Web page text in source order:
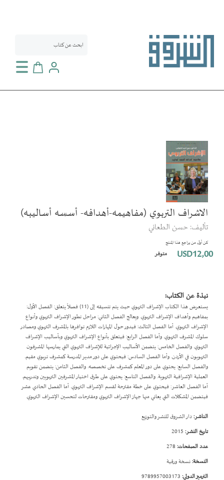
سلة التسوق
الاشراف التربوي (مفاهيمه-أهدافه- أسسه أساليبه)
تأليف: حسن الطعاني
كن أول من يراجع هذا المنتج
USD12٫00 متوفر
نبذة عن الكتاب:
يستعرض هذا الكتاب الإشراف التربوي حيث يتم تنسيقه إلى (11) فصلاً يتعلق: الفصل الأول:
بمفاهيم وأهداف الإشراف التربوي. ويعالج الفصل الثاني: مراحل تطور الإشراف التربوي وأنواع
الإشراف التربوي. أما الفصل الثالث: فيدور حول المهارات اللازم توافرها بالمشرف التربوي ومصادر
سلوك المشرف التربوي. وأما الفصل الرابع: فيتعلق بأنواع الإشراف التربوي وبأساليب الإشراف
التربوي. والفصل الخامس: يتضمن الأساليب الإجرائية للإشراف التربوي التي يمارسها المشرفون
التربويون في الأردن. وأما الفصل السادس: فيحتوي على دور مدير المدرسة كمشرف تربوي مقيم.
والفصل السابع: يحتوي على دور المعلم كمشرف على تخصصه. والفصل الثامن: يتضمن تقويم
العملية الإشرافية التربوية. والفصل التاسع: يحتوي على طرق اختيار المشرفين التربويين وتدريبهم.
أما الفصل العاشر: فيحتوي على خطة مقترحة لقسم الإشراف التربوي. أما الفصل الحادي عشر
فيتضمن المشكلات التي يعاني منها جهاز الإشراف التربوي ومقترحات لتحسين الإشراف التربوي.
الناشر:دار الشروق للنشر والتوزيع
تاريخ النشر:
عدد الصفحات:
النسخة:نسخة ورقية
الترميز الدولي:
إلى
النهاية
معرض
الصور
تخطي
إلى
بداية
معرض
الصور